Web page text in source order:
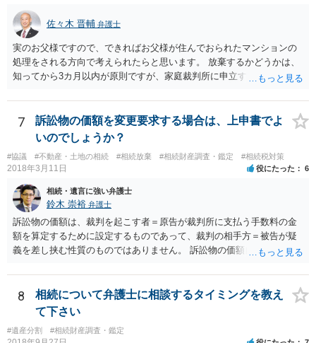
佐々木 晋輔 弁護士
実のお父様ですので、できればお父様が住んでおられたマンションの
処理をされる方向で考えられたらと思います。 放棄するかどうかは、
知ってから3カ月以内が原則ですが、家庭裁判所に申立すれば3カ月の
放棄するかどうか決めることができます。 銀行やサラ金が数年も放置
することはありませんので、数年後に借金が発見される可能性はほぼ
ありません。 なお、私が扱った相続放棄を検討していた案件で、期間
伸長して調査したところ、サラ金に対する過払金など相当な財産が見
つかったため相続したという事例がありました。
7
訴訟物の価額を変更要求する場合は、上申書でよ
いのでしょうか？
#協議 #不動産・土地の相続 #相続放棄 #相続財産調査・鑑定 #相続税対策
2018年3月11日 役にたった 6
相続・遺言に強い弁護士
鈴木 崇裕 弁護士
訴訟物の価額は、裁判を起こす者＝原告が裁判所に支払う手数料の金
額を算定するために設定するものであって、裁判の相手方＝被告が疑
義を差し挟む性質のものではありません。 訴訟物の価額自体が裁判の
したとしても、変更されることはありません。
8
相続について弁護士に相談するタイミングを教え
て下さい
#遺産分割 #相続財産調査・鑑定